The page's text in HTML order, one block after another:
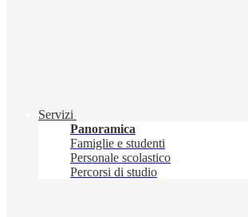
Servizi
Panoramica
Famiglie e studenti
Personale scolastico
Percorsi di studio